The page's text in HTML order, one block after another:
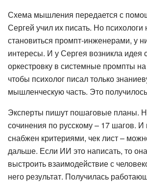
Схема мышления передается с
Сергей учил их писать. Но психологи
становиться промпт-инженерами, у
интересы. И у Сергея возникла идея
оркестровку в системные промпты
чтобы психолог писал только
мышленческую часть. Это
Эксперты пишут пошаговые планы.
сочинения по русскому – 17 шагов.
снабжен критериями, чек лист –
дальше. Если ИИ это написать, то
выстроить взаимодействие с
него результат. Получилась